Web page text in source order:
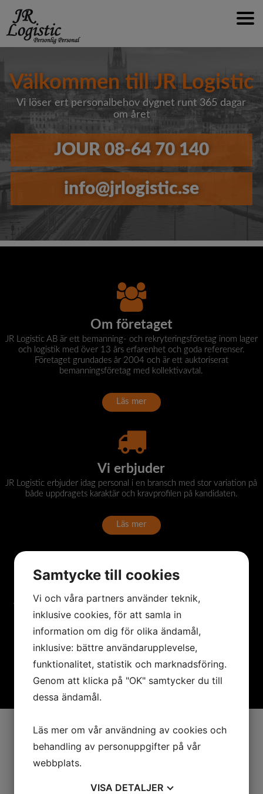
Om företaget
Vi erbjuder
Jobba hos oss
Kontakt
LOGGA IN
Välkommen till JR Logistic
Vi löser ert personalbehov dygnet runt 365 dagar
om året
JOUR 08-64 70 140
info@jrlogistic.se
Om företaget
JR Logistic AB är ett bemanning- och rekryteringsföretag inom lager
och logistik med över 13 års erfarenhet och goda referenser.
Företaget grundades år 2004 och är ett auktoriserat
bemanningsföretag med kollektivavtal.
Läs mer
Vi erbjuder
JR Logistic erbjuder idag personal i en bransch med stor variation på
både uppdragets karaktär och kravprofilen på kandidaten.
Läs mer
Jobba hos oss
Vi söker med jämna mellanrum nya medarbetare. Tveka inte att
höra av dig till oss!
Läs mer
Vi är auktoriserade & godkända av
Samtycke till cookies
Vi och våra partners använder teknik,
inklusive cookies, för att samla in
information om dig för olika ändamål,
inklusive: bättre användarupplevelse,
funktionalitet, statistik och marknadsföring.
Genom att klicka på "OK" samtycker du till
dessa ändamål.
Läs mer om vår användning av cookies och
behandling av personuppgifter på vår
webbplats.
VISA DETALJER